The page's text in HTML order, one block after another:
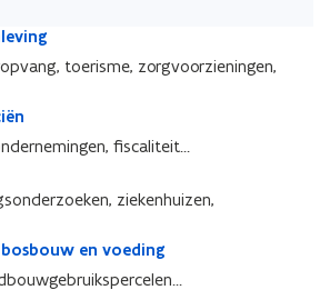
toerisme, zorgvoorzieningen,
fiscaliteit…
ziekenhuizen,
en voeding